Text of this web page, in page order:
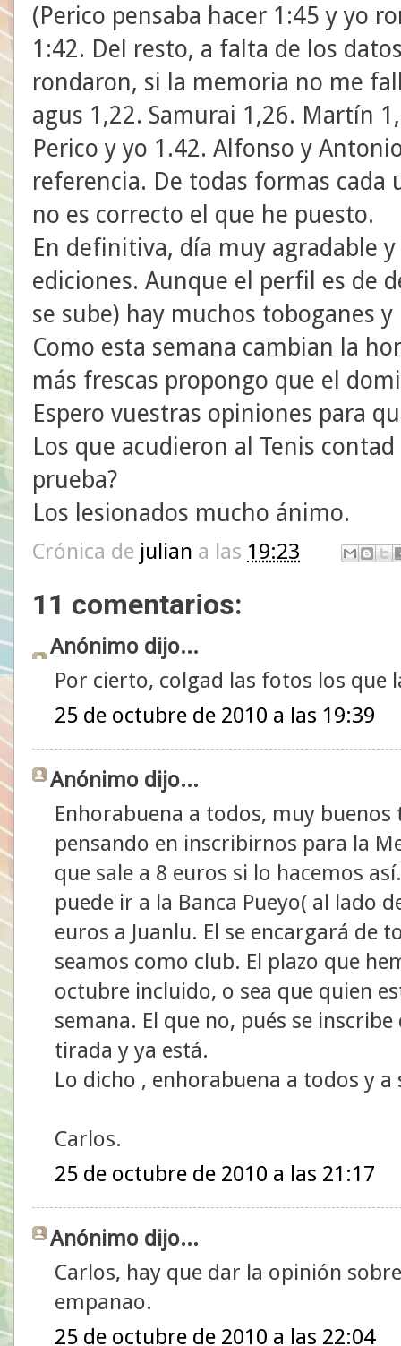
(Perico pensaba hacer 1:45 y yo
1:42. Del resto, a falta de los
rondaron, si la memoria no me
agus 1,22. Samurai 1,26. Martín
Perico y yo 1.42. Alfonso y
referencia. De todas formas
no es correcto el que he puesto.
En definitiva, día muy agradable
ediciones. Aunque el perfil es de
se sube) hay muchos toboganes
Como esta semana cambian la
más frescas propongo que el
Espero vuestras opiniones para
Los que acudieron al Tenis
prueba?
Los lesionados mucho ánimo.
Crónica de julian a las 19:23
11 comentarios:
Anónimo dijo...
Por cierto, colgad las fotos los que
25 de octubre de 2010 a las 19:39
Anónimo dijo...
Enhorabuena a todos, muy
pensando en inscribirnos para la
que sale a 8 euros si lo hacemos
puede ir a la Banca Pueyo( al lado
euros a Juanlu. El se encargará de
seamos como club. El plazo que
octubre incluido, o sea que quien
semana. El que no, pués se
tirada y ya está.
Lo dicho , enhorabuena a todos y
Carlos.
25 de octubre de 2010 a las 21:17
Anónimo dijo...
Carlos, hay que dar la opinión
empanao.
25 de octubre de 2010 a las 22:04